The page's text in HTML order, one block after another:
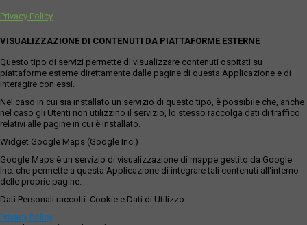
Privacy Policy
VISUALIZZAZIONE DI CONTENUTI DA PIATTAFORME ESTERNE
Questo tipo di servizi permette di visualizzare contenuti ospitati su
piattaforme esterne direttamente dalle pagine di questa Applicazione e di
interagire con essi.
Nel caso in cui sia installato un servizio di questo tipo, è possibile che, anche
nel caso gli Utenti non utilizzino il servizio, lo stesso raccolga dati di traffico
relativi alle pagine in cui è installato.
Widget Google Maps (Google Inc.)
Google Maps è un servizio di visualizzazione di mappe gestito da Google
Inc. che permette a questa Applicazione di integrare tali contenuti all'interno
delle proprie pagine.
Dati Personali raccolti: Cookie e Dati di Utilizzo.
Privacy Policy